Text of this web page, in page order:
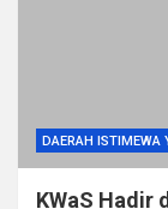
DAERAH ISTIMEWA
KWaS Hadir